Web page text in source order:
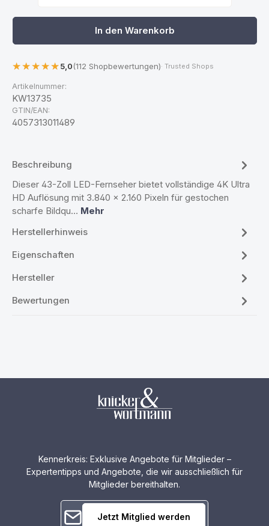
In den Warenkorb
5,0(112 Shopbewertungen)· Trusted Shops
Artikelnummer:
KW13735
GTIN/EAN:
4057313011489
Beschreibung
Dieser 43-Zoll LED-Fernseher bietet vollständige 4K Ultra
HD Auflösung mit 3.840 × 2.160 Pixeln für gestochen
scharfe Bildqu… Mehr
Herstellerhinweis
Eigenschaften
Hersteller
Bewertungen
Kennerkreis: Exklusive Angebote für Mitglieder –
Expertentipps und Angebote, die wir ausschließlich für
Mitglieder bereithalten.
Jetzt Mitglied werden